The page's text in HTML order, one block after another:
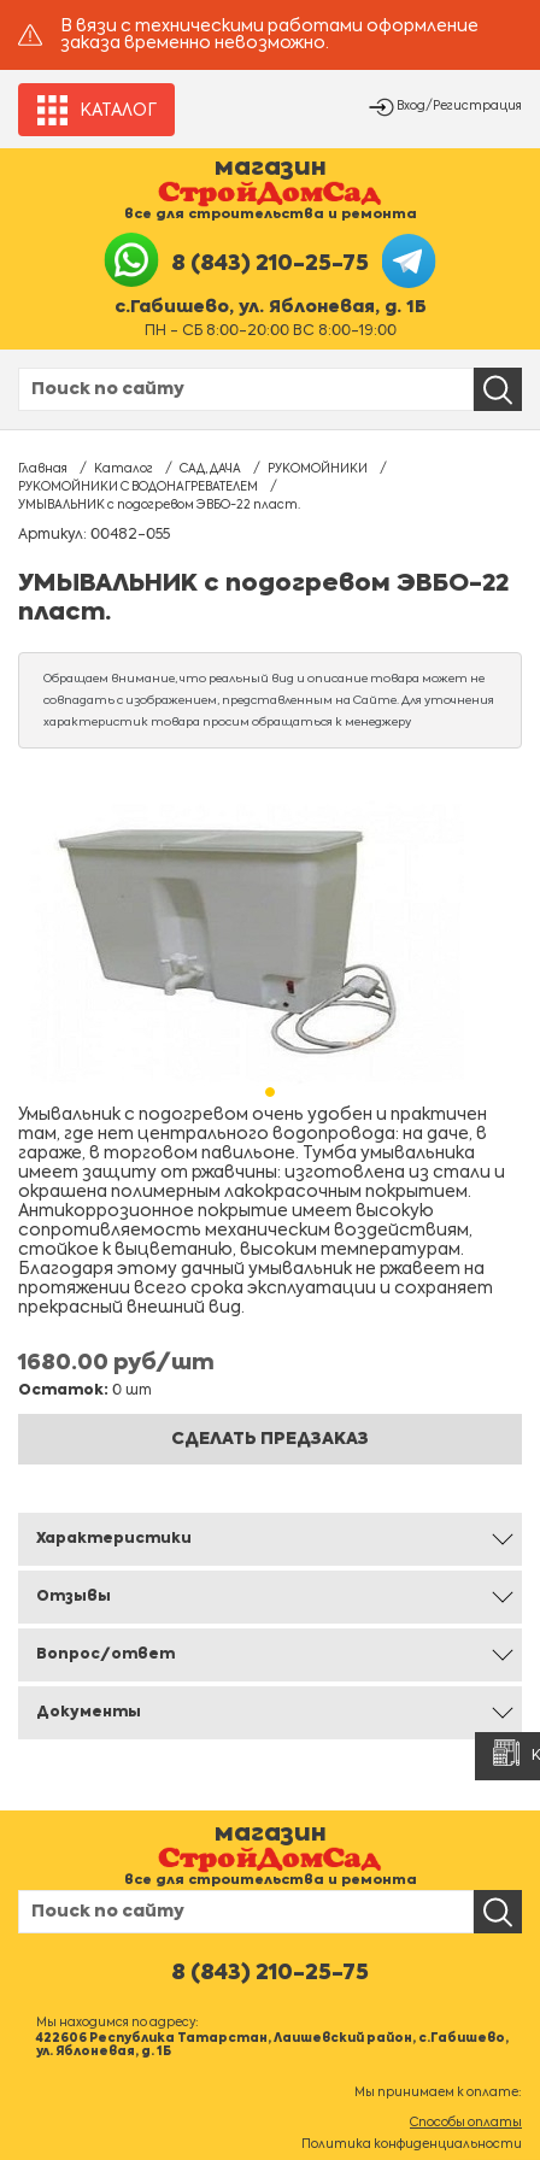
В вязи с техническими работами оформление
заказа временно невозможно.
КАТАЛОГ Вход/Регистрация
магазин
все для строительства и ремонта
8 (843) 210-25-75
с.Габишево, ул. Яблоневая, д. 1Б
ПН - СБ 8:00-20:00 ВС 8:00-19:00
Главная Каталог САД, ДАЧА
РУКОМОЙНИКИ
РУКОМОЙНИКИ С ВОДОНАГРЕВАТЕЛЕМ
УМЫВАЛЬНИК с подогревом ЭВБО-22 пласт.
Артикул: 00482-055
УМЫВАЛЬНИК с подогревом ЭВБО-22
пласт.
Обращаем внимание, что реальный вид и описание товара может не
совпадать с изображением, представленным на Сайте. Для уточнения
характеристик товара просим обращаться к менеджеру
Умывальник с подогревом очень удобен и практичен
там, где нет центрального водопровода: на даче, в
гараже, в торговом павильоне. Тумба умывальника
имеет защиту от ржавчины: изготовлена из стали и
окрашена полимерным лакокрасочным покрытием.
Антикоррозионное покрытие имеет высокую
сопротивляемость механическим воздействиям,
стойкое к выцветанию, высоким температурам.
Благодаря этому дачный умывальник не ржавеет на
протяжении всего срока эксплуатации и сохраняет
прекрасный внешний вид.
1680.00 руб/шт
Остаток: 0 шт
СДЕЛАТЬ ПРЕДЗАКАЗ
Характеристики
Отзывы
Вопрос/ответ
Документы
магазин
все для строительства и ремонта
8 (843) 210-25-75
Мы находимся по адресу:
422606 Республика Татарстан, Лаишевский район, с.Габишево,
ул. Яблоневая, д. 1Б
Мы принимаем к оплате:
Способы оплаты
Политика конфиденциальности